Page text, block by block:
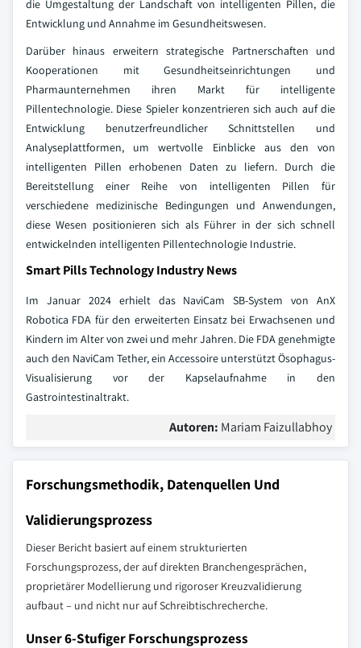
die Umgestaltung der Landschaft von intelligenten Pillen, die
Entwicklung und Annahme im Gesundheitswesen.
Darüber hinaus erweitern strategische Partnerschaften und
Kooperationen mit Gesundheitseinrichtungen und
Pharmaunternehmen ihren Markt für intelligente
Pillentechnologie. Diese Spieler konzentrieren sich auch auf die
Entwicklung benutzerfreundlicher Schnittstellen und
Analyseplattformen, um wertvolle Einblicke aus den von
intelligenten Pillen erhobenen Daten zu liefern. Durch die
Bereitstellung einer Reihe von intelligenten Pillen für
verschiedene medizinische Bedingungen und Anwendungen,
diese Wesen positionieren sich als Führer in der sich schnell
entwickelnden intelligenten Pillentechnologie Industrie.
Smart Pills Technology Industry News
Im Januar 2024 erhielt das NaviCam SB-System von AnX
Robotica FDA für den erweiterten Einsatz bei Erwachsenen und
Kindern im Alter von zwei und mehr Jahren. Die FDA genehmigte
auch den NaviCam Tether, ein Accessoire unterstützt Ösophagus-
Visualisierung vor der Kapselaufnahme in den
Gastrointestinaltrakt.
Autoren: Mariam Faizullabhoy
Forschungsmethodik, Datenquellen Und
Validierungsprozess
Dieser Bericht basiert auf einem strukturierten
Forschungsprozess, der auf direkten Branchengesprächen,
proprietärer Modellierung und rigoroser Kreuzvalidierung
aufbaut – und nicht nur auf Schreibtischrecherche.
Unser 6-Stufiger Forschungsprozess